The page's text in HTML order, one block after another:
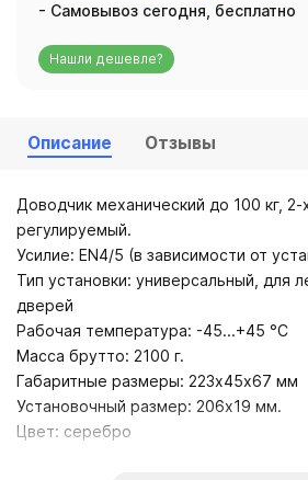
- Самовывоз сегодня, бесплатно
Нашли дешевле?
Описание Отзывы
Доводчик механический до 100 кг, 2-
регулируемый.
Усилие: EN4/5 (в зависимости от
Тип установки: универсальный, для
дверей
Рабочая температура: -45...+45 °С
Масса брутто: 2100 г.
Габаритные размеры: 223х45х67 мм
Установочный размер: 206х19 мм.
Цвет: серебро